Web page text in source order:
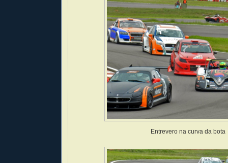
Entrevero na curva da bota